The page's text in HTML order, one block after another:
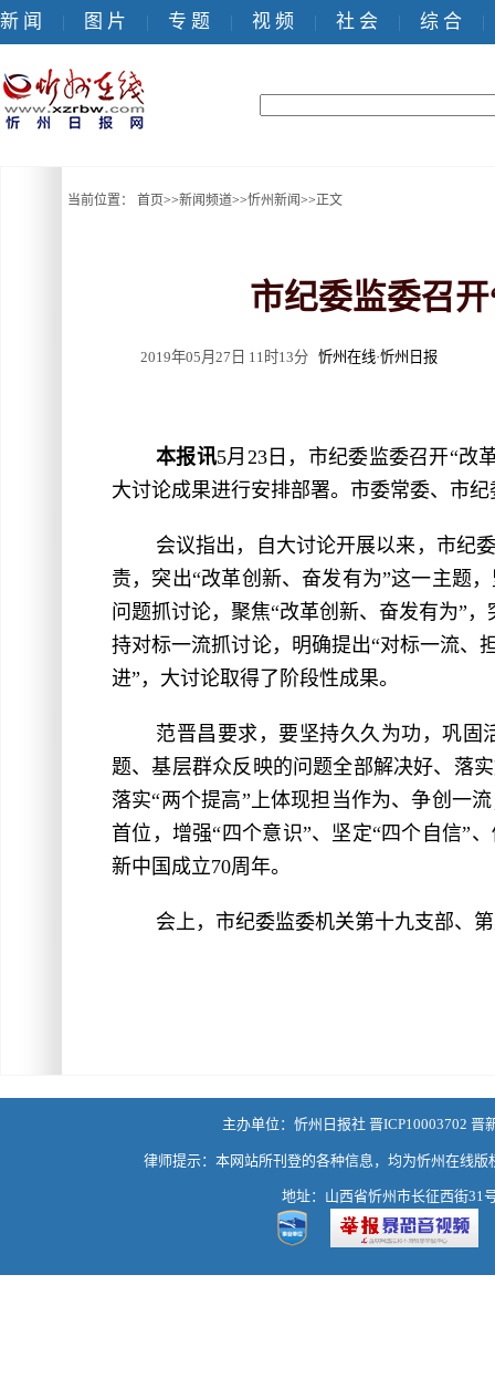
新 闻 | 图 片 | 专 题 | 视 频 | 社 会 | 综 合 |
当前位置： 首页>>新闻频道>>忻州新闻>>正文
市纪委监委召
2019年05月27日 11时13分 忻州在线·忻州日报
本报讯5月23日，市纪委监委召开“改
大讨论成果进行安排部署。市委常委、市
会议指出，自大讨论开展以来，市纪
责，突出“改革创新、奋发有为”这一主题
问题抓讨论，聚焦“改革创新、奋发有为”
持对标一流抓讨论，明确提出“对标一流、
进”，大讨论取得了阶段性成果。
范晋昌要求，要坚持久久为功，巩固
题、基层群众反映的问题全部解决好、落
落实“两个提高”上体现担当作为、争创一
首位，增强“四个意识”、坚定“四个自信”
新中国成立70周年。
会上，市纪委监委机关第十九支部、
主办单位：忻州日报社 晋ICP10003702 晋
律师提示：本网站所刊登的各种信息，均为忻州在线
地址：山西省忻州市长征西街31